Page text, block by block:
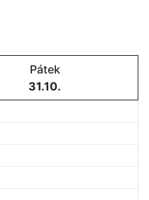
Pátek
31.10.